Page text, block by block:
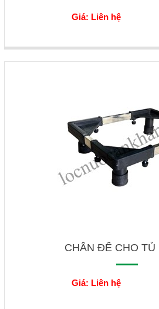
Giá: Liên hệ
CHÂN ĐẾ CHO TỦ
Giá: Liên hệ